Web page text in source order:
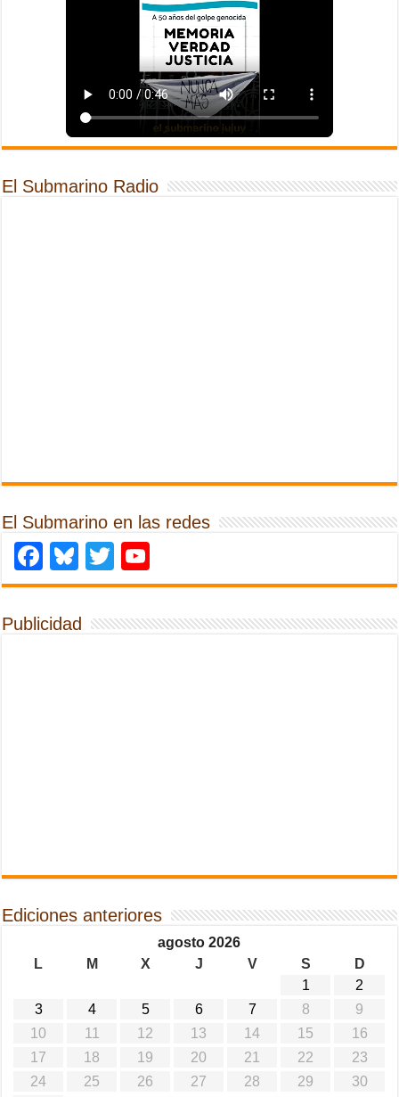
El Submarino Radio
El Submarino en las redes
Facebook
Bluesky
Twitter
Publicidad
Ediciones anteriores
agosto 2026
L
M X J V S
D
1
2
3
4 5 6 7 8
9
10
11 12 13 14 15
16
17
18 19 20 21 22
23
24
25 26 27 28 29
30